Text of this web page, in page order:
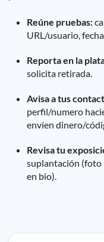
Reúne pruebas:
URL/usuario,
Reporta en la
solicita retirada.
Avisa a tus
perfil/numero
envíen dinero/
Revisa tu
suplantación (foto
en bio).